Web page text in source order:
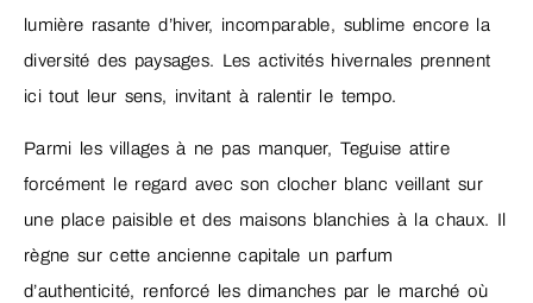
lumière rasante d’hiver, incomparable, sublime encore la
diversité des paysages. Les activités hivernales prennent
ici tout leur sens, invitant à ralentir le tempo.
Parmi les villages à ne pas manquer, Teguise attire
forcément le regard avec son clocher blanc veillant sur
une place paisible et des maisons blanchies à la chaux. Il
règne sur cette ancienne capitale un parfum
d’authenticité, renforcé les dimanches par le marché où